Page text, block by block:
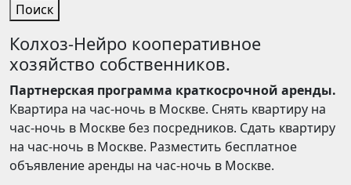
Поиск
Колхоз-Нейро кооперативное
хозяйство собственников.
Партнерская программа краткосрочной аренды.
Квартира на час-ночь в Москве. Снять квартиру на
час-ночь в Москве без посредников. Сдать квартиру
на час-ночь в Москве. Разместить бесплатное
объявление аренды на час-ночь в Москве.